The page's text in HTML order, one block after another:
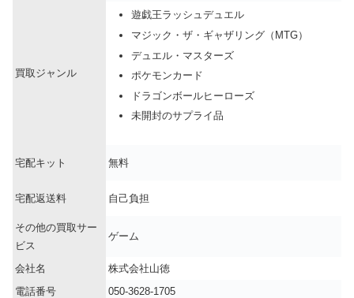
買取ジャンル
遊戯王ラッシュデュエル
マジック・ザ・ギャザリング（MTG）
デュエル・マスターズ
ポケモンカード
ドラゴンボールヒーローズ
未開封のサプライ品
宅配キット 無料
宅配返送料 自己負担
その他の買取サー
ビス
ゲーム
会社名
株式会社山徳
電話番号
050-3628-1705